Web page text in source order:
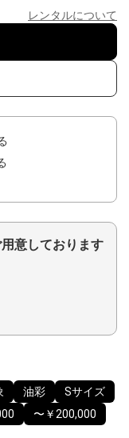
レンタルについて
意しております
油彩
Sサイズ
〜￥200,000